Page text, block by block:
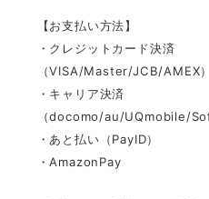
【お支払い方法】
・クレジットカード決済
（VISA/Master/JCB/AMEX）
・キャリア決済
（docomo/au/UQmobile/
・あと払い（PayID）
・AmazonPay